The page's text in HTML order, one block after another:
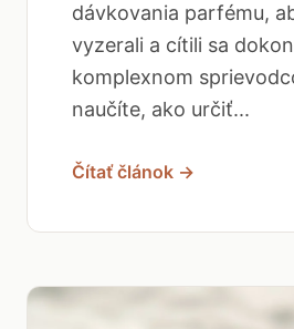
dávkovania parfému,
vyzerali a cítili sa
komplexnom
naučíte, ako určiť...
Čítať článok →